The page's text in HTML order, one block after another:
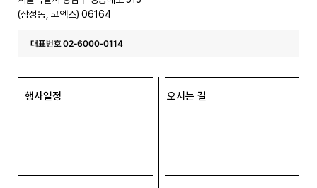
(삼성동, 코엑스) 06164
대표번호 02-6000-0114
행사일정 오시는 길